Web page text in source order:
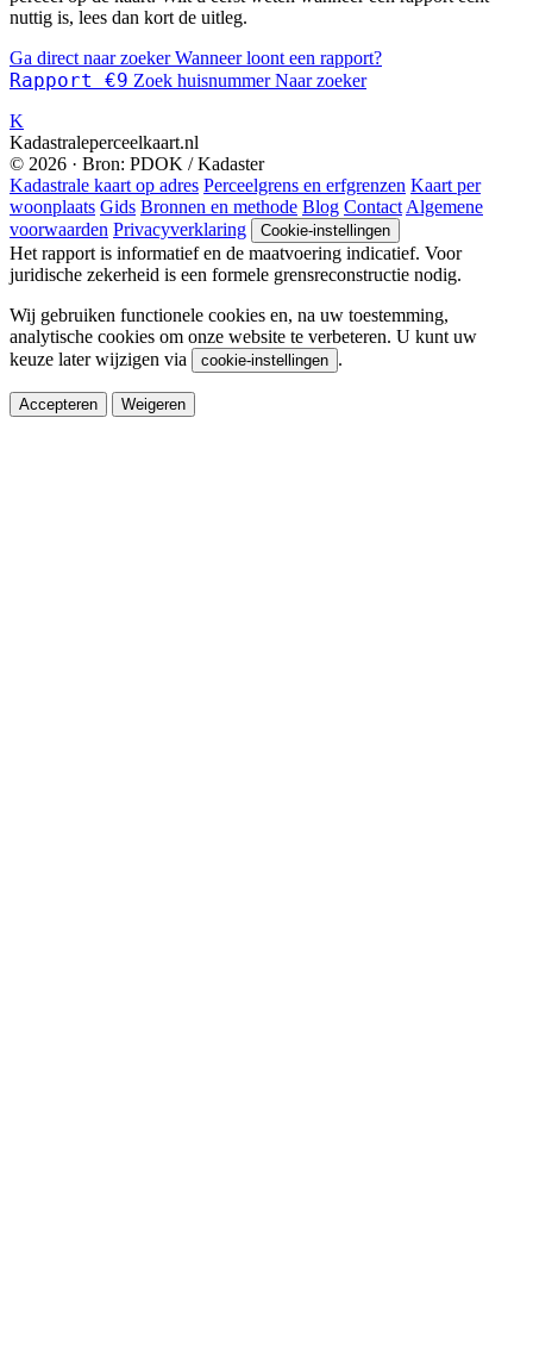
nuttig is, lees dan kort de uitleg.
Ga direct naar zoekerWanneer loont een rapport?
Rapport €9 Zoek huisnummer Naar zoeker
K
Kadastraleperceelkaart.nl
© 2026 · Bron: PDOK / Kadaster
Kadastrale kaart op adres Perceelgrens en erfgrenzen Kaart per
woonplaats Gids Bronnen en methode Blog Contact Algemene
voorwaarden Privacyverklaring Cookie-instellingen
Het rapport is informatief en de maatvoering indicatief. Voor
juridische zekerheid is een formele grensreconstructie nodig.
Wij gebruiken functionele cookies en, na uw toestemming,
analytische cookies om onze website te verbeteren. U kunt uw
keuze later wijzigen via
cookie-instellingen .
Accepteren Weigeren